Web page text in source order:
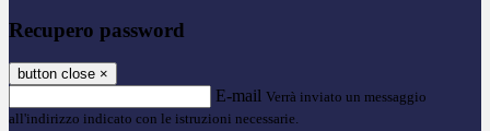
Recupero password
button close ×
E-mail Verrà inviato un messaggio
all'indirizzo indicato con le istruzioni necessarie.